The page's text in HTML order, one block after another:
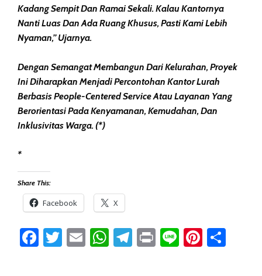
Kadang Sempit Dan Ramai Sekali. Kalau Kantornya
Nanti Luas Dan Ada Ruang Khusus, Pasti Kami Lebih
Nyaman,” Ujarnya.
Dengan Semangat Membangun Dari Kelurahan, Proyek
Ini Diharapkan Menjadi Percontohan Kantor Lurah
Berbasis People-Centered Service Atau Layanan Yang
Berorientasi Pada Kenyamanan, Kemudahan, Dan
Inklusivitas Warga. (*)
*
Share This:
Facebook X
Facebook
Twitter
EmailWhatsApp
Telegram
PrintLine